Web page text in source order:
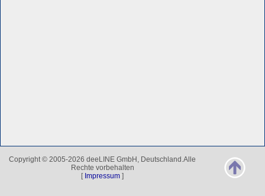
Copyright © 2005-2026 deeLINE GmbH, Deutschland.Alle
Rechte vorbehalten
[ Impressum ]